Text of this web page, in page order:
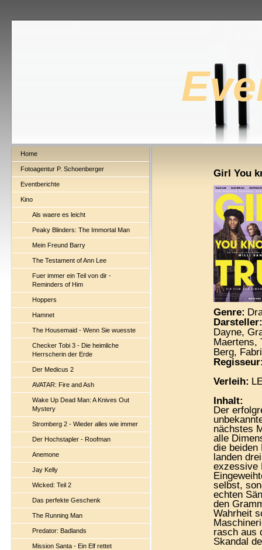
Home
Fotoagentur P. Schoenberger
Eventberichte
Kino
Als waere es leicht
Peaky Blinders: The Immortal Man
Mein Freund Barry
The Testament of Ann Lee
Fuer immer ein Teil von dir -
Reminders of Him
Hoppers
Hamnet
The Housemaid - Wenn Sie wuesste
Checker Tobi 3 - Die heimliche
Herrscherin der Erde
Der Medicus 2
AVATAR: Fire and Ash
Wake Up Dead Man: A Knives Out
Mystery
Stromberg 2 - Wieder alles wie immer
Der Hochstapler - Roofman
Anemone
Jay Kelly
Wicked: Teil 2
Das perfekte Geschenk
The Running Man
Predator: Badlands
Mission Santa - Ein Elf rettet
Girl You
Genre:
Darsteller:
Dayne,
Berg,
Verleih:
Inhalt:
Der
nächstes
alle
die beiden
landen
exzessive
selbst,
echten
den
Wahrheit
rasch aus
Skandal